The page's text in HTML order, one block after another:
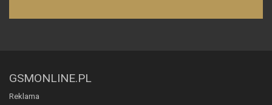
GSMONLINE.PL
Reklama